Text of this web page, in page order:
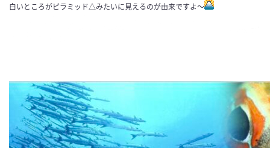
白いところがピラミッド△みたいに見えるのが由来ですよ～